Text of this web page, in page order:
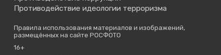
Противодействие идеологии терроризма
Правила использования материалов и изображений,
размещённых на сайте РОСФОТО
16+